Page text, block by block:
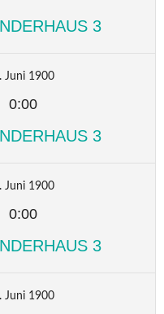
3
Juni 1900
0:00
3
Juni 1900
0:00
3
Juni 1900